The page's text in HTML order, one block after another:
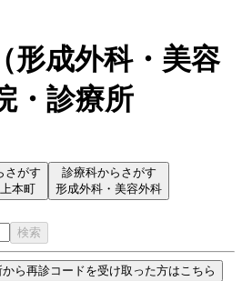
形成外科・美容
・診療所
さがす
本町
診療科からさがす
形成外科・美容外科
検索
ら再診コードを受け取った方はこちら